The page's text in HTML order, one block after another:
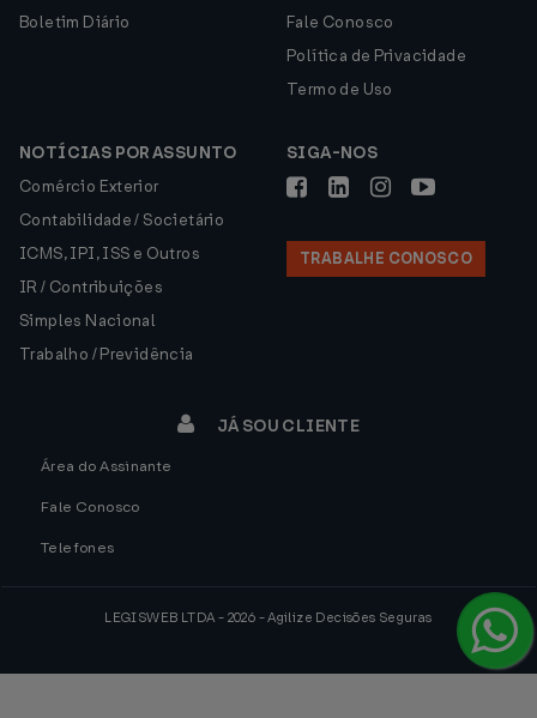
Boletim Diário
Fale Conosco
Política de Privacidade
Termo de Uso
NOTÍCIAS POR ASSUNTO
Comércio Exterior
Contabilidade / Societário
ICMS, IPI, ISS e Outros
IR / Contribuições
Simples Nacional
Trabalho / Previdência
SIGA-NOS
TRABALHE CONOSCO
JÁ SOU CLIENTE
Área do Assinante
Fale Conosco
Telefones
LEGISWEB LTDA - 2026 - Agilize Decisões Seguras